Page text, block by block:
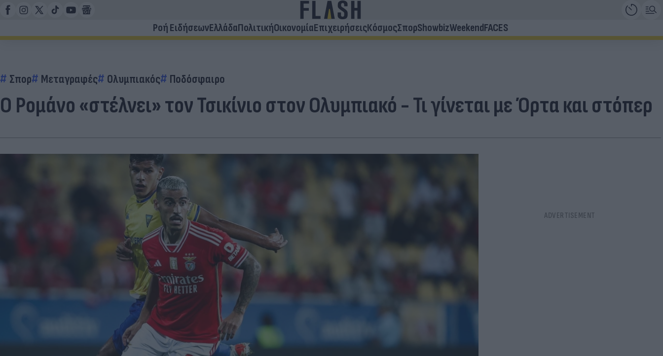
Ροή ΕιδήσεωνΕλλάδαΠολιτικήΟικονομίαΕπιχειρήσειςΚόσμοςΣπορShowbizWeekendFACES
Σπορ Μεταγραφές Ολυμπιακός Ποδόσφαιρο
Ο Ρομάνο «στέλνει» τον Τσικίνιο στον Ολυμπιακό - Τι γίνεται με Όρτα και στόπερ